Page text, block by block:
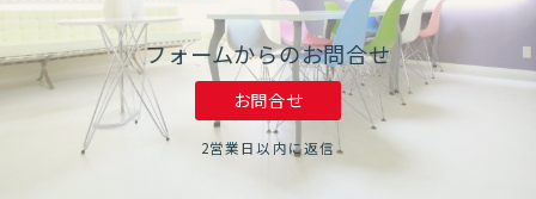
フォームからのお問合せ
お問合せ
2営業日以内に返信